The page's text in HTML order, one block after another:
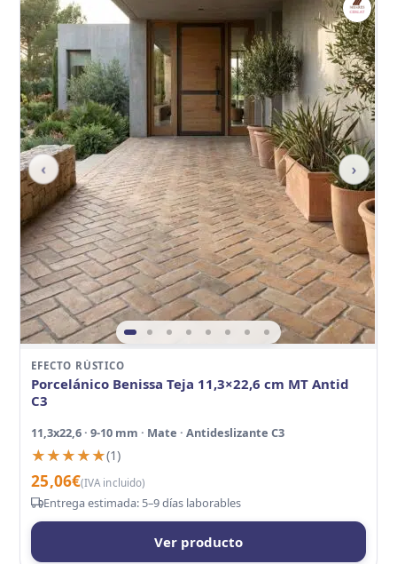
‹ ›
EFECTO RÚSTICO
Porcelánico Benissa Teja 11,3×22,6 cm MT Antid
C3
11,3x22,6 · 9-10 mm · Mate · Antideslizante C3
★★★★★
★★★★★(1)
25,06€(IVA incluido)
Entrega estimada: 5–9 días laborables
Ver producto